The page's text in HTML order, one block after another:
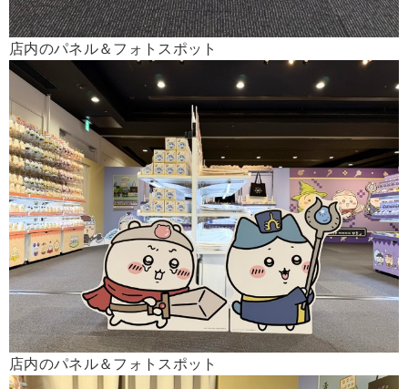
店内のパネル＆フォトスポット
店内のパネル＆フォトスポット